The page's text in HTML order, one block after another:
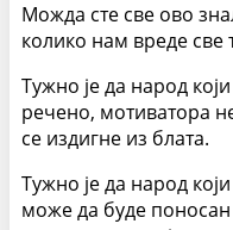
Можда сте све ово
колико нам вреде све
Тужно је да народ
речено, мотиватора
се издигне из блата.
Тужно је да народ
може да буде